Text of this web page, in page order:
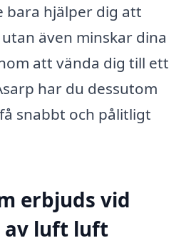
bara hjälper dig att
även minskar dina
att vända dig till ett
har du dessutom
snabbt och pålitligt
erbjuds vid
av luft luft